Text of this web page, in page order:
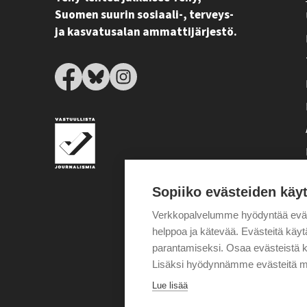
Suomen suurin sosiaali-, terveys-
ja kasvatusalan ammattijärjestö.
Sopiiko evästeiden
Verkkopalvelumme hyödyntää
helppoa ja kätevää. Evästeitä
parantamiseksi. Osaa evästeistä
Lisäksi hyödynnämme evästeitä
Lue lisää